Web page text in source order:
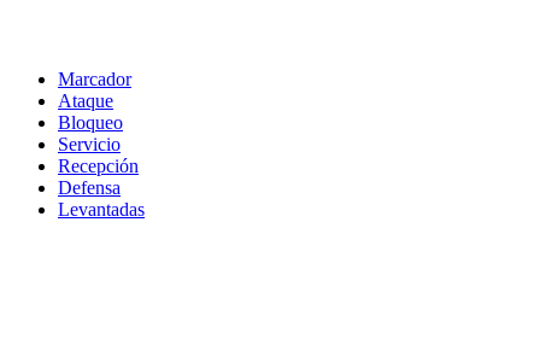
Marcador
Ataque
Bloqueo
Servicio
Recepción
Defensa
Levantadas